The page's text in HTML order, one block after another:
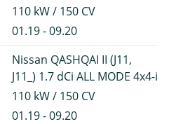
110 kW / 150 CV
01.19 - 09.20
Nissan QASHQAI II (J11,
J11_) 1.7 dCi ALL MODE 4x4-i
110 kW / 150 CV
01.19 - 09.20